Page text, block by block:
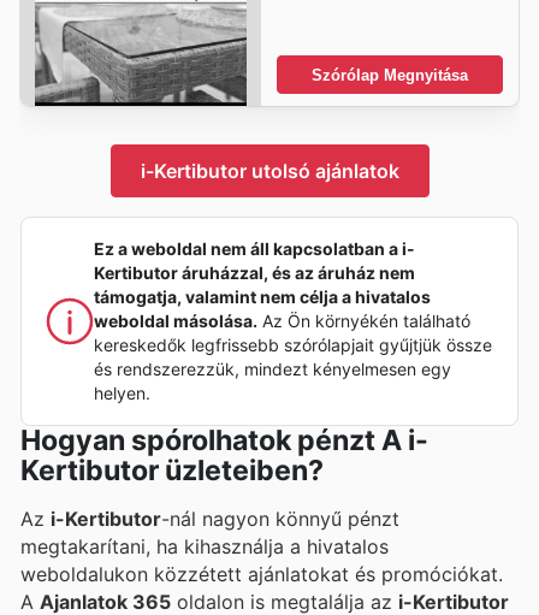
Szórólap Megnyitása
i-Kertibutor utolsó ajánlatok
Ez a weboldal nem áll kapcsolatban a i-
Kertibutor áruházzal, és az áruház nem
támogatja, valamint nem célja a hivatalos
weboldal másolása. Az Ön környékén található
kereskedők legfrissebb szórólapjait gyűjtjük össze
és rendszerezzük, mindezt kényelmesen egy
helyen.
Hogyan spórolhatok pénzt A i-
Kertibutor üzleteiben?
Az i-Kertibutor-nál nagyon könnyű pénzt
megtakarítani, ha kihasználja a hivatalos
weboldalukon közzétett ajánlatokat és promóciókat.
A Ajanlatok 365 oldalon is megtalálja az i-Kertibutor